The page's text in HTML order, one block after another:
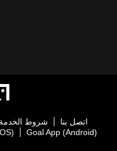
اتصل بنا شروط الخدمة
Goal App (Android)